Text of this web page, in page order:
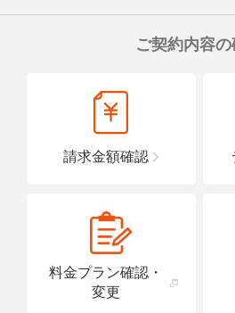
ご契約内容
請求金額確認
料金プラン確認・
変更